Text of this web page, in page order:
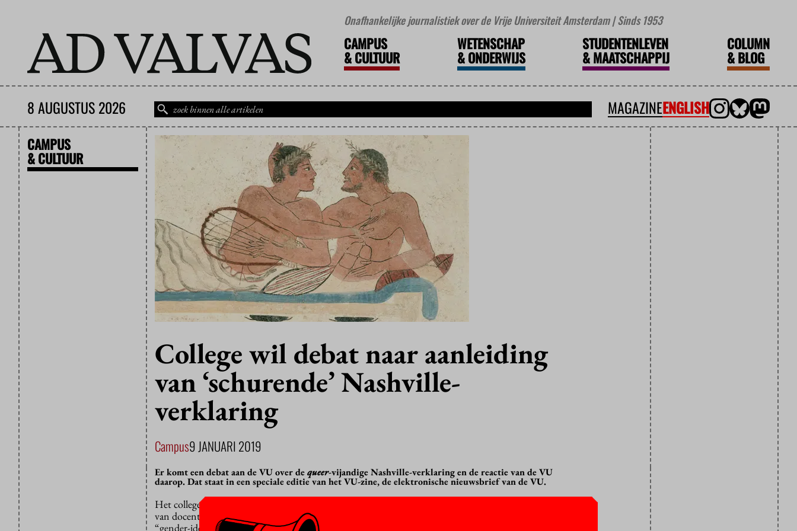
Onafhankelijke journalistiek over de Vrije Universiteit Amsterdam | Sinds 1953
CAMPUS
&CULTUUR
WETENSCHAP
&ONDERWIJS
STUDENTENLEVEN
&MAATSCHAPPIJ
COLUMN
&BLOG
8 AUGUSTUS 2026 MAGAZINEENGLISH
CAMPUS
& CULTUUR
College wil debat naar aanleiding
van ‘schurende’ Nashville-
verklaring
Campus9 JANUARI 2019
Er komt een debat aan de VU over dequeer-vijandige Nashville-verklaring en de reactie van de VU
daarop. Dat staat in een speciale editie van het VU-zine, de elektronische nieuwsbrief van de VU.
Het college van bestuur schrijft daarin dat het nog aan het bijkomen is van de schok die een uitspraak
van docent
text & traditions Pieter de Vries
“gender-ideologie” met de Nazi-ideologie.